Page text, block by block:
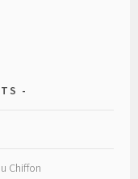
Chiffon